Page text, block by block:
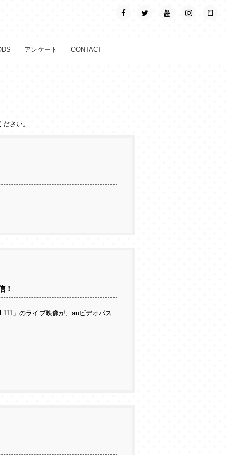
アンケート CONTACT
さい。
！
」のライブ映像が、auビデオパス